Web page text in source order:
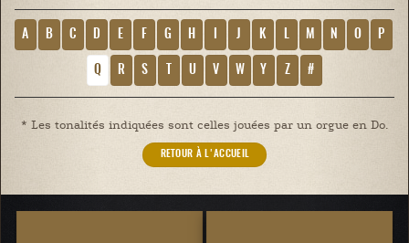
A B C D E F G H J K M N O P
Q R S U V W Y Z #
* Les tonalités indiquées sont celles jouées par un orgue en Do.
RETOUR À L'ACCUEIL